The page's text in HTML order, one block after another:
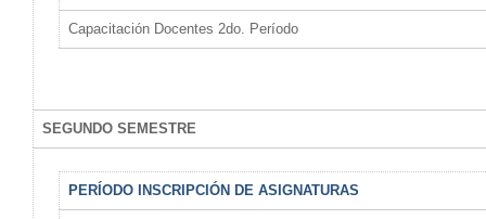
Capacitación Docentes 2do. Período
SEGUNDO SEMESTRE
PERÍODO INSCRIPCIÓN DE ASIGNATURAS